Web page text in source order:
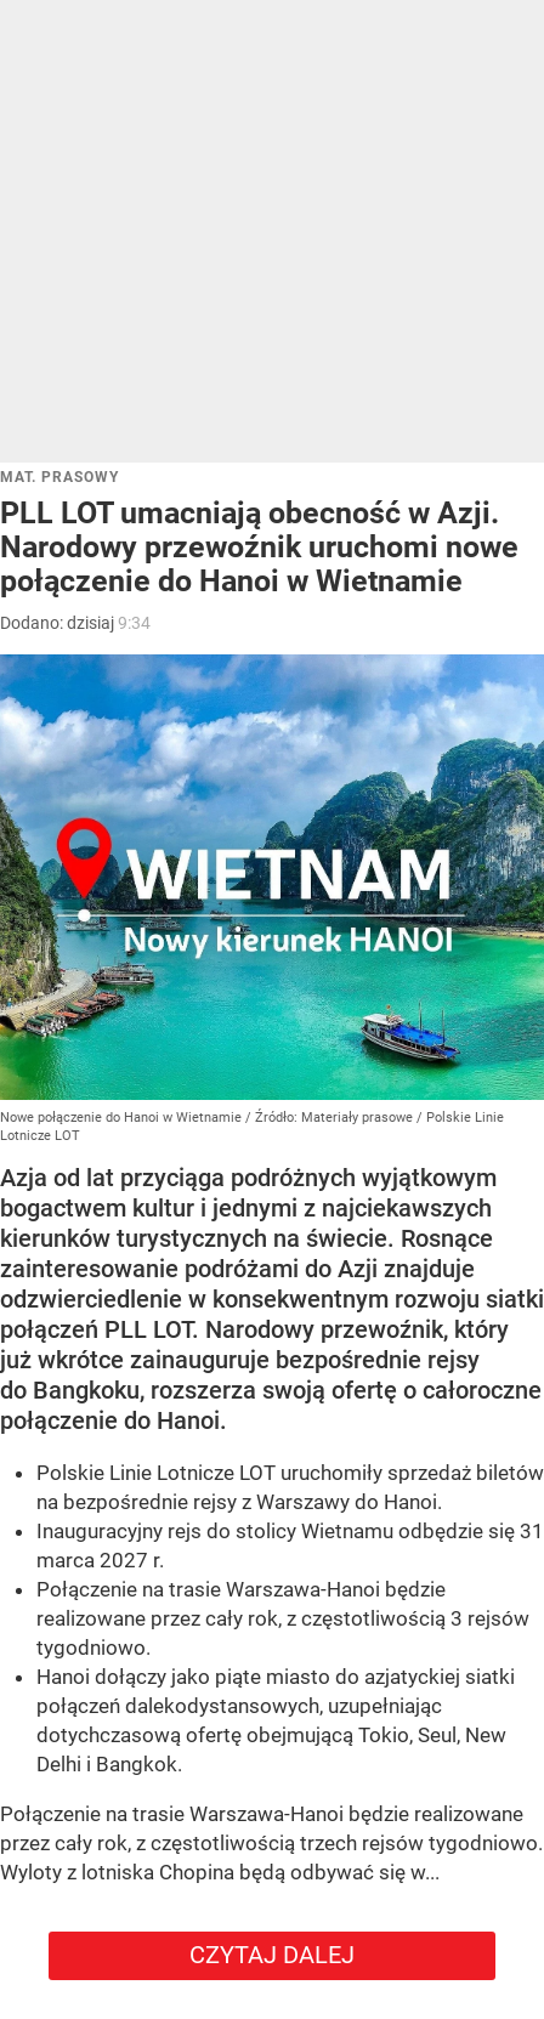
MAT. PRASOWY
PLL LOT umacniają obecność w Azji.
Narodowy przewoźnik uruchomi nowe
połączenie do Hanoi w Wietnamie
Dodano:dzisiaj9:34
Nowe połączenie do Hanoi w Wietnamie / Źródło: Materiały prasowe / Polskie Linie
Lotnicze LOT
Azja od lat przyciąga podróżnych wyjątkowym
bogactwem kultur i jednymi z najciekawszych
kierunków turystycznych na świecie. Rosnące
zainteresowanie podróżami do Azji znajduje
odzwierciedlenie w konsekwentnym rozwoju siatki
połączeń PLL LOT. Narodowy przewoźnik, który
już wkrótce zainauguruje bezpośrednie rejsy
do Bangkoku, rozszerza swoją ofertę o całoroczne
połączenie do Hanoi.
Polskie Linie Lotnicze LOT uruchomiły sprzedaż biletów
na bezpośrednie rejsy z Warszawy do Hanoi.
Inauguracyjny rejs do stolicy Wietnamu odbędzie się 31
marca 2027 r.
Połączenie na trasie Warszawa-Hanoi będzie
realizowane przez cały rok, z częstotliwością 3 rejsów
tygodniowo.
Hanoi dołączy jako piąte miasto do azjatyckiej siatki
połączeń dalekodystansowych, uzupełniając
dotychczasową ofertę obejmującą Tokio, Seul, New
Delhi i Bangkok.
Połączenie na trasie Warszawa-Hanoi będzie realizowane
przez cały rok, z częstotliwością trzech rejsów tygodniowo.
Wyloty z lotniska Chopina będą odbywać się w...
CZYTAJ DALEJ